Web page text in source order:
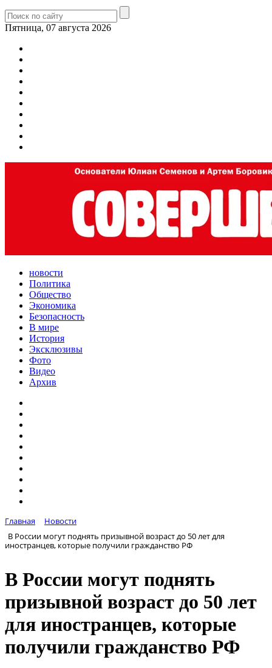
Пятница, 07 августа 2026
новости
Политика
Общество
Экономика
Безопасность
В мире
История
Эксклюзивы
Фото
Видео
Архив
Главная
Новости
В России могут поднять призывной возраст до 50 лет для
иностранцев, которые получили гражданство РФ
В России могут поднять
призывной возраст до 50 лет
для иностранцев, которые
получили гражданство РФ